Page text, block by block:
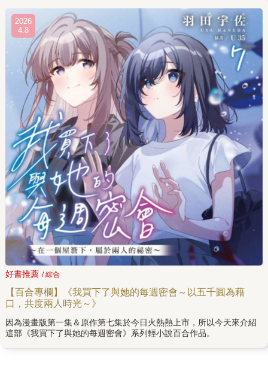
2026
4.8
好書推薦 / 綜合
【百合專欄】《我買下了與她的每週密會～以五千圓為藉
口，共度兩人時光～》
因為漫畫版第一集＆原作第七集於今日火熱熱上市，所以今天來介紹
這部《我買下了與她的每週密會》系列輕小說百合作品。